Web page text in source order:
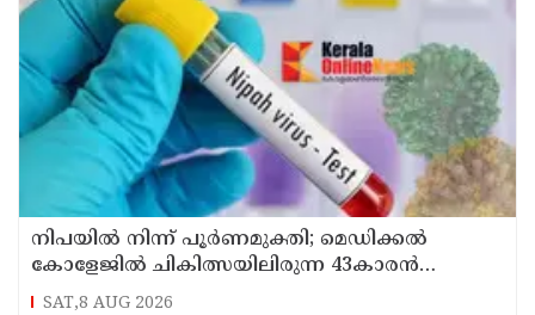
നിപയിൽ നിന്ന് പൂർണമുക്തി; മെഡിക്കൽ
കോളേജിൽ ചികിത്സയിലിരുന്ന 43കാരൻ
വീട്ടിലേക്ക് മടങ്ങി
SAT,8 AUG 2026